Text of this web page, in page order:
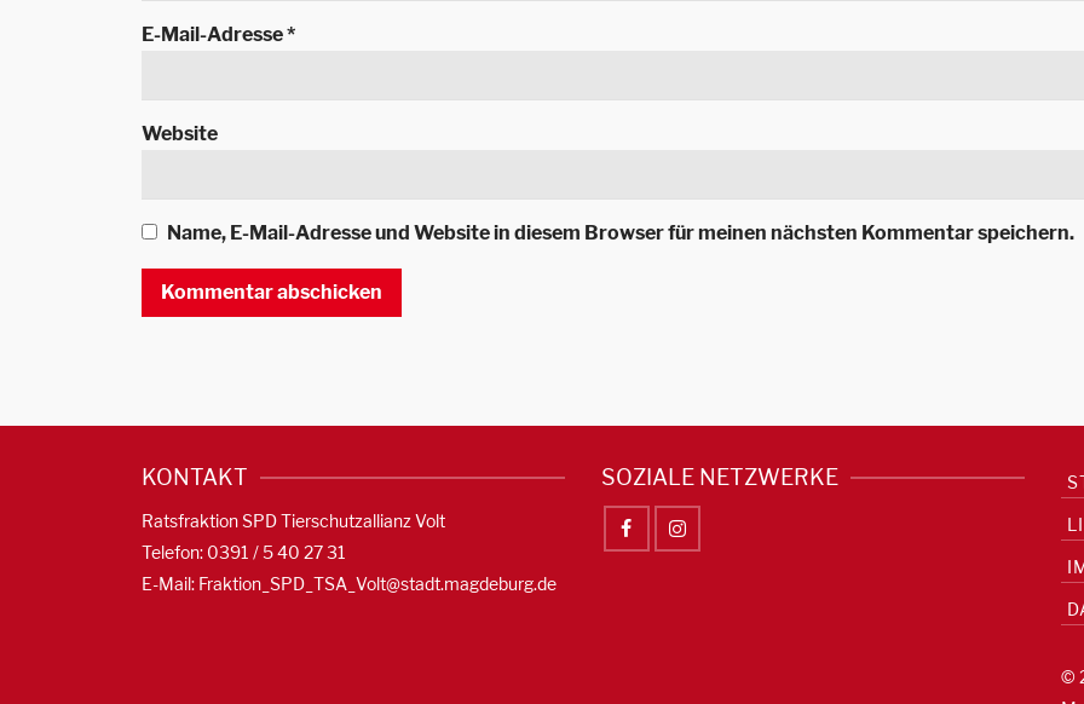
E-Mail-Adresse*
Website
Name, E-Mail-Adresse und Website in diesem Browser für meinen nächsten Kommentar speichern.
KONTAKT
Ratsfraktion SPD Tierschutzallianz Volt
Telefon: 0391 / 5 40 27 31
E-Mail: Fraktion_SPD_TSA_Volt@stadt.magdeburg.de
SOZIALE NETZWERKE
©